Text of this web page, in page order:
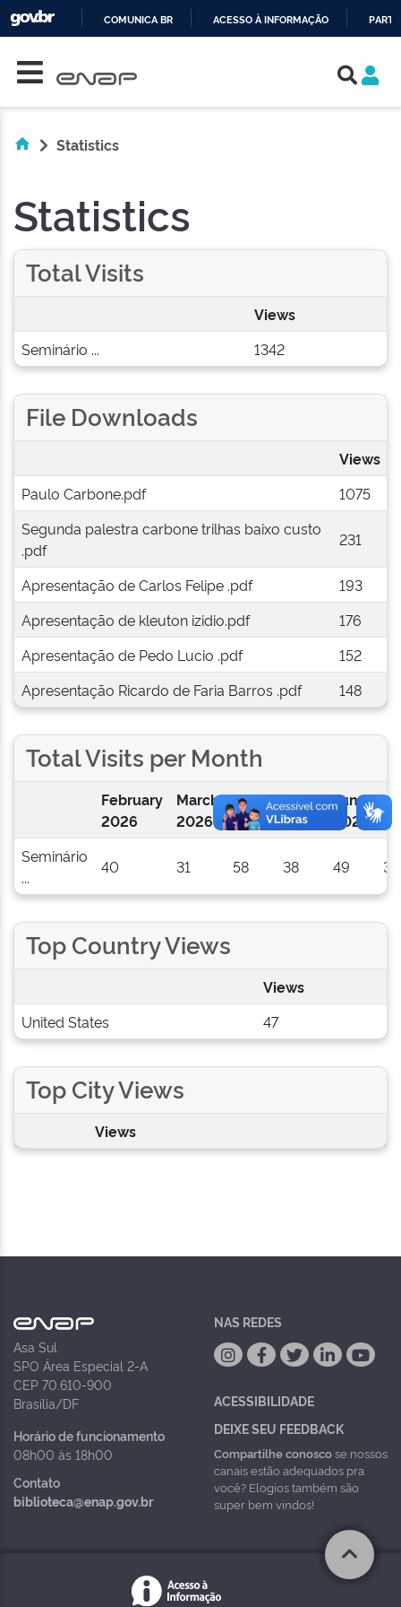
COMUNICA BR ACESSO À INFORMAÇÃO
Statistics
Statistics
Total Visits
Views
Seminário ...
1342
File Downloads
Views
Paulo Carbone.pdf
1075
Segunda palestra carbone trilhas baixo custo
.pdf
231
Apresentação de Carlos Felipe .pdf
193
Apresentação de kleuton izidio.pdf
176
Apresentação de Pedo Lucio .pdf
152
Apresentação Ricardo de Faria Barros .pdf
148
Total Visits per Month
February
2026
March
2026
April
2026
May
2026
June
2026
Seminário
...
40 31 58 38 49 33
Top Country Views
Views
United States
47
Top City Views
Views
Asa Sul
SPO Área Especial 2-A
CEP 70.610-900
Brasília/DF
Horário de funcionamento
08h00 às 18h00
Contato
biblioteca@enap.gov.br
NAS REDES
ACESSIBILIDADE
DEIXE SEU FEEDBACK
Compartilhe conoscose nossos
canais estão adequados pra
você? Elogios também são
super bem vindos!